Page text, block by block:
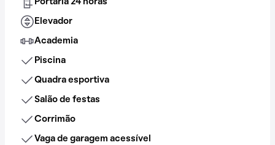
Portaria 24 horas
Elevador
Academia
Piscina
Quadra esportiva
Salão de festas
Corrimão
Vaga de garagem acessível